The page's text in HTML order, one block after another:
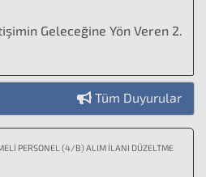
Geleceğine Yön Veren 2.
Tüm Duyurular
PERSONEL (4/B) ALIM İLANI DÜZELTME